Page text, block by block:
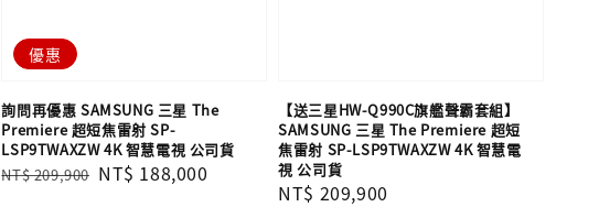
優惠
詢問再優惠 SAMSUNG 三星 The
Premiere 超短焦雷射 SP-
LSP9TWAXZW 4K 智慧電視 公司貨
Regular
NT$ 209,900 Sale
NT$ 188,000
【送三星HW-Q990C旗艦聲霸套組】
SAMSUNG 三星 The Premiere 超短
焦雷射 SP-LSP9TWAXZW 4K 智慧電
視 公司貨
Regular
NT$ 209,900